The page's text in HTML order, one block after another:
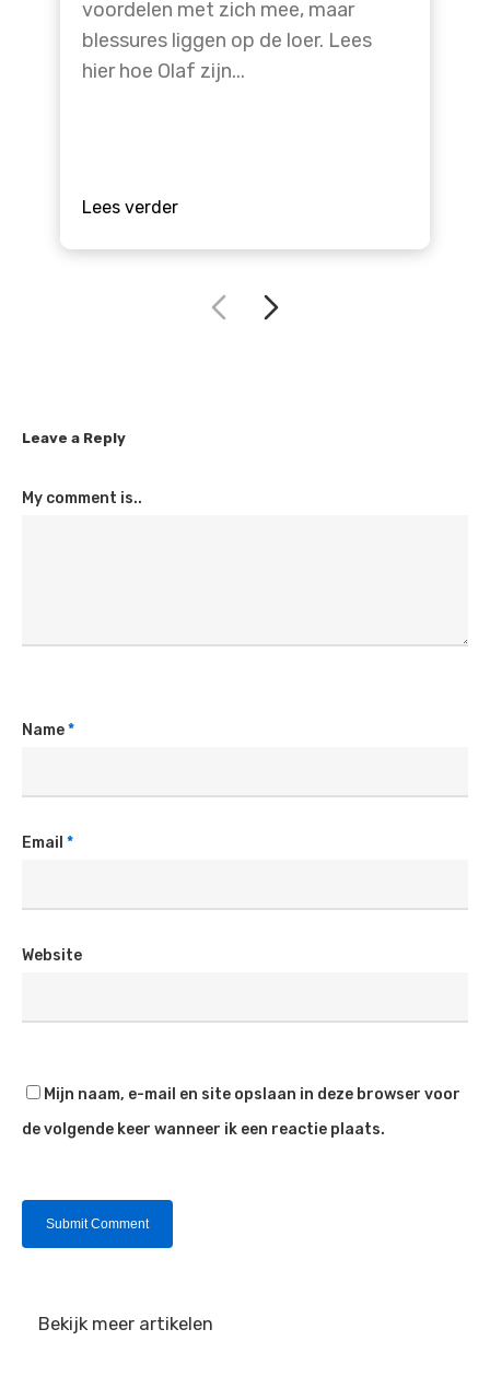
voordelen met zich mee, maar
blessures liggen op de loer. Lees
hier hoe Olaf zijn...
Lees verder
Leave a Reply
My comment is..
Name*
Email *
Website
Mijn naam, e-mail en site opslaan in deze browser voor
de volgende keer wanneer ik een reactie plaats.
Bekijk meer artikelen